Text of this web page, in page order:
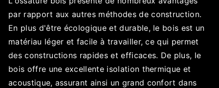
par rapport aux autres méthodes de construction.
En plus d'être écologique et durable, le bois est un
matériau léger et facile à travailler, ce qui permet
des constructions rapides et efficaces. De plus, le
bois offre une excellente isolation thermique et
acoustique, assurant ainsi un grand confort dans